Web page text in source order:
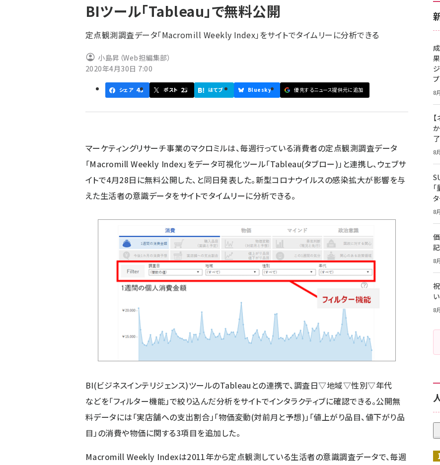
く
ず
BIツール「Tableau」で無料公開
定点観測調査データ「Macromill Weekly Index」をサイトでタイムリーに分析できる
小島昇（Web担編集部）
2020年4月30日 7:00
シェア 43 ポスト 23 はてブ Bluesky 優先するニュース提供元に追加
マーケティングリサーチ事業のマクロミルは、毎週行っている消費者の定点観測調査データ
「Macromill Weekly Index」をデータ可視化ツール「Tableau(タブロー)」と連携し、ウェブサ
イトで4月28日に無料公開した、と同日発表した。新型コロナウイルスの感染拡大が影響を与
えた生活者の意識データをサイトでタイムリーに分析できる。
BI(ビジネスインテリジェンス)ツールのTableauとの連携で、調査日▽地域▽性別▽年代
などを「フィルター機能」で絞り込んだ分析をサイトでインタラクティブに確認できる。公開無
料データには「実店舗への支出割合」「物価変動(対前月と予想)」「値上がり品目、値下がり品
目」の消費や物価に関する3項目を追加した。
Macromill Weekly Indexは2011年から定点観測している生活者の意識調査データで、毎週
8
8
8
8
8